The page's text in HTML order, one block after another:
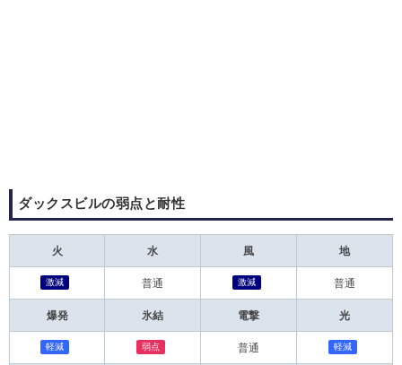
ダックスビルの弱点と耐性
火 水 風 地
激減 普通 激減 普通
爆発 氷結 電撃 光
軽減 弱点 普通 軽減